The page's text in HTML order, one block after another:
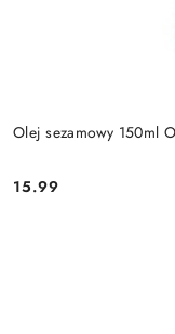
Olej sezamowy 150ml
Cena:
15.99